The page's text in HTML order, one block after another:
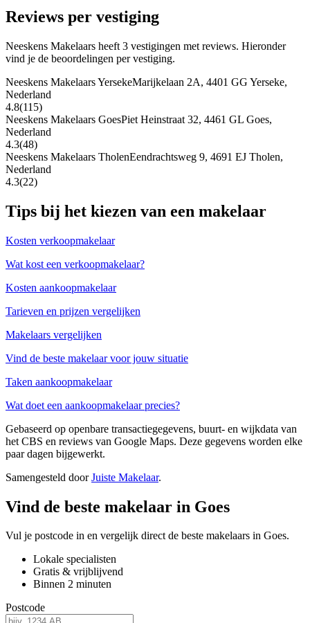
Reviews per vestiging
Neeskens Makelaars heeft 3 vestigingen met reviews. Hieronder
vind je de beoordelingen per vestiging.
Neeskens Makelaars YersekeMarijkelaan 2A, 4401 GG Yerseke,
Nederland
4.8(115)
Neeskens Makelaars GoesPiet Heinstraat 32, 4461 GL Goes,
Nederland
4.3(48)
Neeskens Makelaars TholenEendrachtsweg 9, 4691 EJ Tholen,
Nederland
4.3(22)
Tips bij het kiezen van een makelaar
Kosten verkoopmakelaar
Wat kost een verkoopmakelaar?
Kosten aankoopmakelaar
Tarieven en prijzen vergelijken
Makelaars vergelijken
Vind de beste makelaar voor jouw situatie
Taken aankoopmakelaar
Wat doet een aankoopmakelaar precies?
Gebaseerd op openbare transactiegegevens, buurt- en wijkdata van
het CBS en reviews van Google Maps. Deze gegevens worden elke
paar dagen bijgewerkt.
Samengesteld doorJuiste Makelaar.
Vind de beste makelaar in Goes
Vul je postcode in en vergelijk direct de beste makelaars in Goes.
Lokale specialisten
Gratis & vrijblijvend
Binnen 2 minuten
Postcode